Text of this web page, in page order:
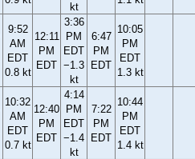
kt
9:52
AM
EDT
0.8 kt
12:11
PM
EDT
3:36
PM
EDT
−1.3
kt
6:47
PM
EDT
10:05
PM
EDT
1.3 kt
10:32
AM
EDT
0.7 kt
12:40
PM
EDT
4:14
PM
EDT
−1.4
kt
7:22
PM
EDT
10:44
PM
EDT
1.4 kt